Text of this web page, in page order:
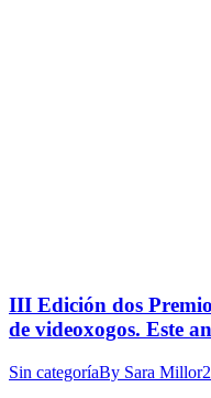
III Edición dos
de videoxogos. Este
Sin categoríaBy Sara Millor